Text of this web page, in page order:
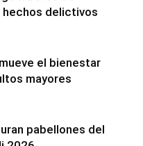
delictivos
el bienestar
mayores
pabellones del